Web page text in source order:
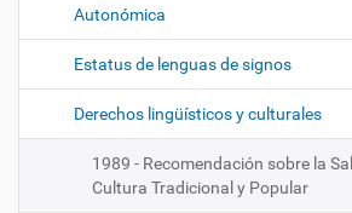
Autonómica
Estatus de lenguas de signos
Derechos lingüísticos y culturales
1989 - Recomendación sobre la
Cultura Tradicional y Popular